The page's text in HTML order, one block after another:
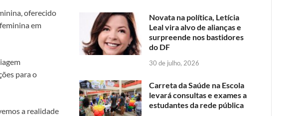
oferecido
em
para o
a realidade
Novata na política, Letícia
Leal vira alvo de alianças e
surpreende nos bastidores
do DF
30 de julho, 2026
Carreta da Saúde na Escola
levará consultas e exames a
estudantes da rede pública